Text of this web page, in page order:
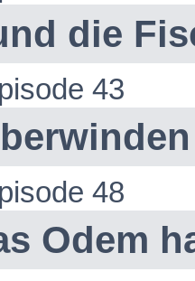
die
43
48
Odem